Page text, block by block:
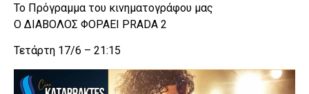
Το Πρόγραμμα του κινηματογράφου μας
Ο ΔΙΑΒΟΛΟΣ ΦΟΡΑΕΙ PRADA 2
Τετάρτη 17/6 – 21:15